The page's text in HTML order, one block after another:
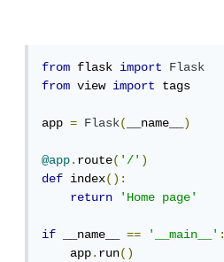
from flask import
Flask
from view import tags
app = Flask( __name__)
@app.route('/')
def index():
return
'Home page'
if __name__ == '__main__':
    app
.run()